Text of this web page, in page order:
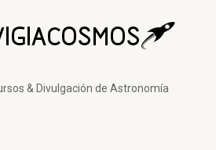
& Divulgación de Astronomía